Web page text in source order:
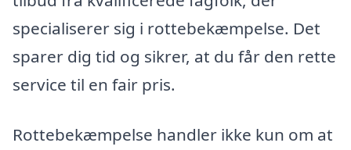
specialiserer sig i rottebekæmpelse. Det
sparer dig tid og sikrer, at du får den rette
service til en fair pris.
Rottebekæmpelse handler ikke kun om at